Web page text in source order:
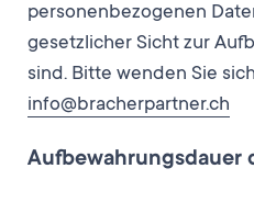
personenbezogenen
gesetzlicher Sicht zur
sind. Bitte wenden Sie
info@bracherpartner.ch
Aufbewahrungsdauer